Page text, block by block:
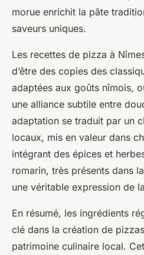
morue enrichit la pâte
saveurs uniques.
Les recettes de pizza à
d’être des copies des
adaptées aux goûts nîmois,
une alliance subtile entre
adaptation se traduit par un
locaux, mis en valeur dans
intégrant des épices et
romarin, très présents dans
une véritable expression de
En résumé, les ingrédients
clé dans la création de
patrimoine culinaire local.